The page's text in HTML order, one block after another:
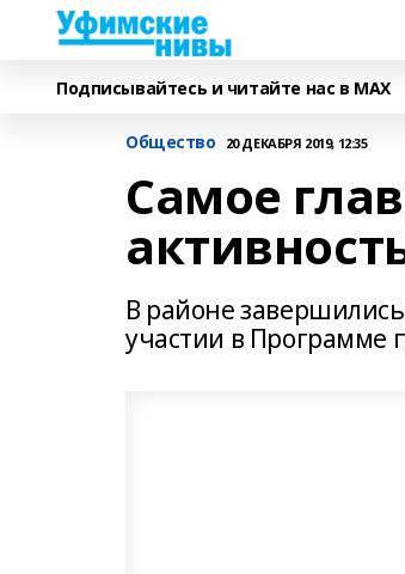
Подписывайтесь и читайте нас в MAX
Общество 20 ДЕКАБРЯ 2019, 12:35
Самое
В районе
участии в Программе